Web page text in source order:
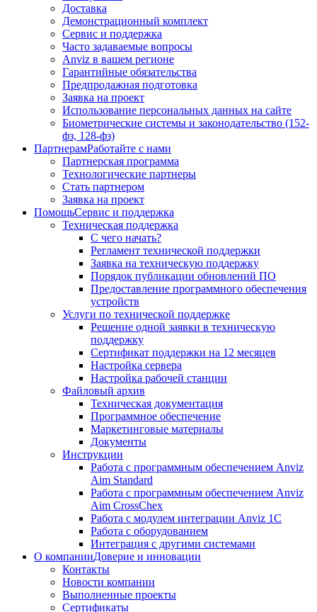
Доставка
Демонстрационный комплект
Сервис и поддержка
Часто задаваемые вопросы
Anviz в вашем регионе
Гарантийные обязательства
Предпродажная подготовка
Заявка на проект
Использование персональных данных на сайте
Биометрические системы и законодательство (152-
фз, 128-фз)
ПартнерамРаботайте с нами
Партнерская программа
Технологические партнеры
Стать партнером
Заявка на проект
ПомощьСервис и поддержка
Техническая поддержка
С чего начать?
Регламент технической поддержки
Заявка на техническую поддержку
Порядок публикации обновлений ПО
Предоставление программного обеспечения
устройств
Услуги по технической поддержке
Решение одной заявки в техническую
поддержку
Сертификат поддержки на 12 месяцев
Настройка сервера
Настройка рабочей станции
Файловый архив
Техническая документация
Программное обеспечение
Маркетинговые материалы
Документы
Инструкции
Работа с программным обеспечением Anviz
Aim Standard
Работа с программным обеспечением Anviz
Aim CrossChex
Работа с модулем интеграции Anviz 1C
Работа с оборудованием
Интеграция с другими системами
О компанииДоверие и инновации
Контакты
Новости компании
Выполненные проекты
Сертификаты